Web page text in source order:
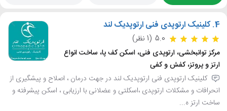
4. کلینیک ارتوپدی فنی ارتوپدیک لند
5.0 (1 نظر)
مرکز توانبخشی، ارتوپدی فنی، اسکن کف پا، ساخت انواع
ارتز و پروتز، کفش و کفی
کلینیک ارتوپدی فنی ارتوپدیک لند در جهت درمان ، اصلاح و پیشگیری از
انحرافات و مشکلات ارتوپدی ،اسکلتی و عضلانی با ارزیابی ، اسکن پیشرفته و
ساخت ارتز ه...